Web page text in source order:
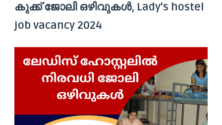
കുക്ക് ജോലി ഒഴിവുകൾ, Lady's hostel
job vacancy 2024